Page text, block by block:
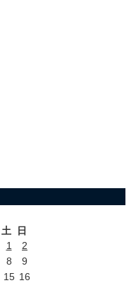
土
日
1
2
8
9
15 16